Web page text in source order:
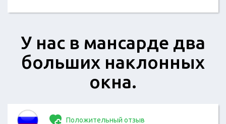
​У нас в мансарде два
больших наклонных
окна.
Положительный отзыв